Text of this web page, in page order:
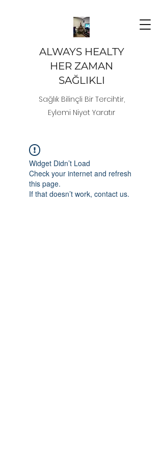
ALWAYS HEALTY
HER ZAMAN
SAĞLIKLI
Sağlık Bilinçli Bir Tercihtir,
Eylemi Niyet Yaratır
Widget Didn’t Load
Check your internet and refresh
this page.
If that doesn’t work, contact us.